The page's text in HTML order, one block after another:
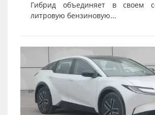
Гибрид объединяет в своем
литровую бензиновую...